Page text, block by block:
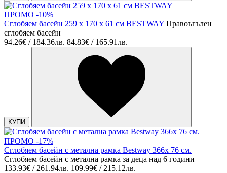
ПРОМО -10%
Сглобяем басейн 259 х 170 х 61 см BESTWAY Правоъгълен
сглобяем басейн
94.26€ / 184.36лв. 84.83€ / 165.91лв.
КУПИ
ПРОМО -17%
Сглобяем басейн с метална рамка Bestway 366х 76 см.
Сглобяем басейн с метална рамка за деца над 6 години
133.93€ / 261.94лв. 109.99€ / 215.12лв.